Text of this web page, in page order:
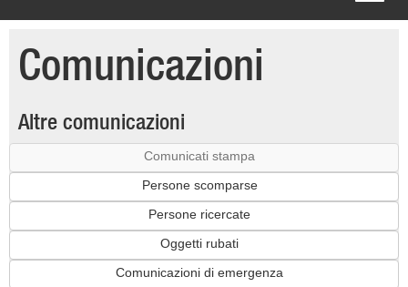
Comunicazioni
Altre comunicazioni
Comunicati stampa
Persone scomparse
Persone ricercate
Oggetti rubati
Comunicazioni di emergenza